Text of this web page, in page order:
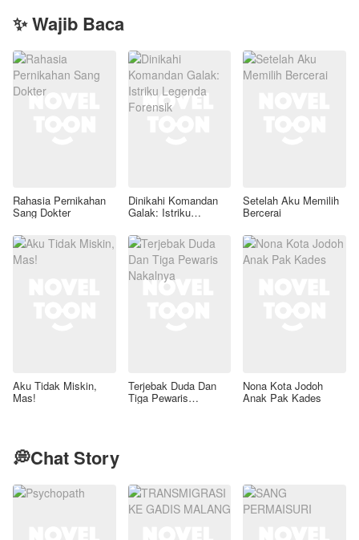
✨ Wajib Baca
Rahasia Pernikahan
Sang Dokter
Dinikahi Komandan
Galak: Istriku
Setelah Aku Memilih
Bercerai
Aku Tidak Miskin,
Mas!
Terjebak Duda Dan
Tiga Pewaris
Nona Kota Jodoh
Anak Pak Kades
💭Chat Story